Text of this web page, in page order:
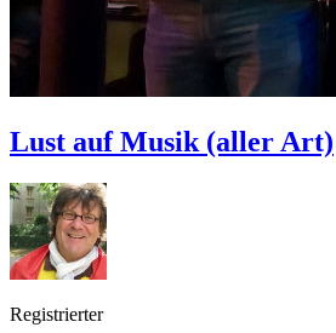
Lust auf Musik (aller Art)
Registrierter